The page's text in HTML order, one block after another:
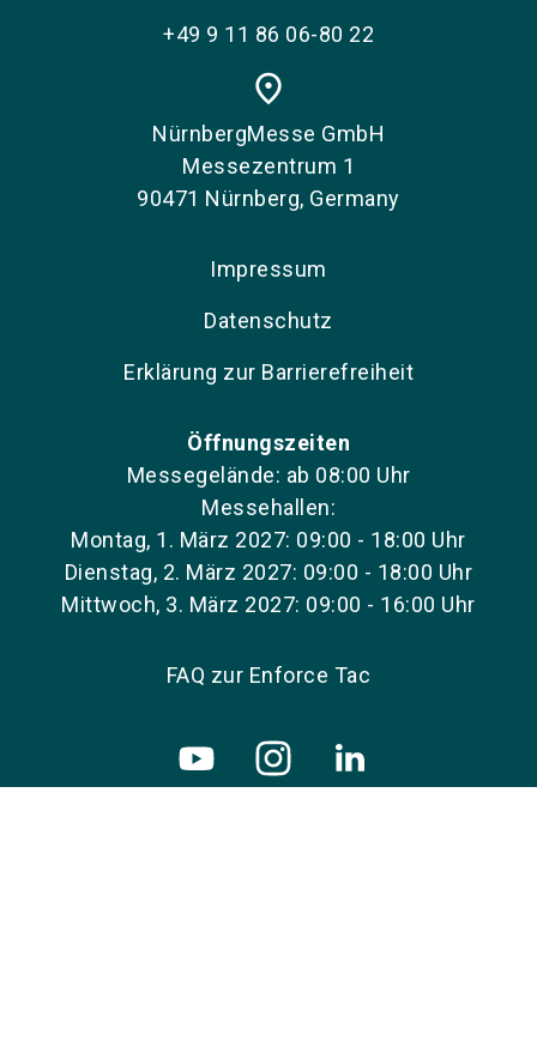
Haben Sie
+49 9 11 86 06-80 22
place
NürnbergMesse GmbH
Messezentrum 1
90471 Nürnberg, Germany
Impressum
Datenschutz
Erklärung zur Barrierefreiheit
Öffnungszeiten
Messegelände: ab 08:00 Uhr
Messehallen:
Montag, 1. März 2027: 09:00 - 18:00 Uhr
Dienstag, 2. März 2027: 09:00 - 18:00 Uhr
Mittwoch, 3. März 2027: 09:00 - 16:00 Uhr
FAQ zur Enforce Tac